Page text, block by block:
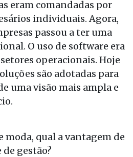
eram comandadas por
individuais. Agora,
passou a ter uma
O uso de software era
operacionais. Hoje
são adotadas para
uma visão mais ampla e
moda, qual a vantagem de
gestão?